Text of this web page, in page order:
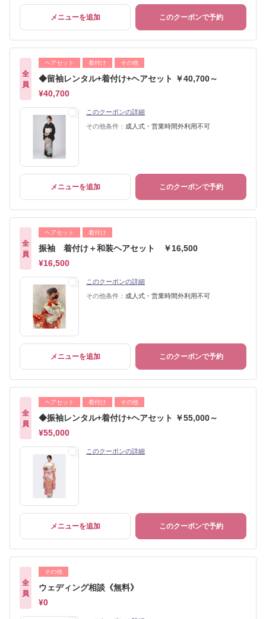
メニューを追加 このクーポンで予約
全
員
ヘアセット 着付け その他
◆留袖レンタル+着付け+ヘアセット ￥40,700～
¥40,700
このクーポンの詳細
その他条件： 成人式・営業時間外利用不可
メニューを追加 このクーポンで予約
全
員
ヘアセット 着付け
振袖 着付け＋和装ヘアセット ￥16,500
¥16,500
このクーポンの詳細
その他条件： 成人式・営業時間外利用不可
メニューを追加 このクーポンで予約
全
員
ヘアセット 着付け その他
◆振袖レンタル+着付け+ヘアセット ￥55,000～
¥55,000
このクーポンの詳細
メニューを追加 このクーポンで予約
全
員
その他
ウェディング相談《無料》
¥0